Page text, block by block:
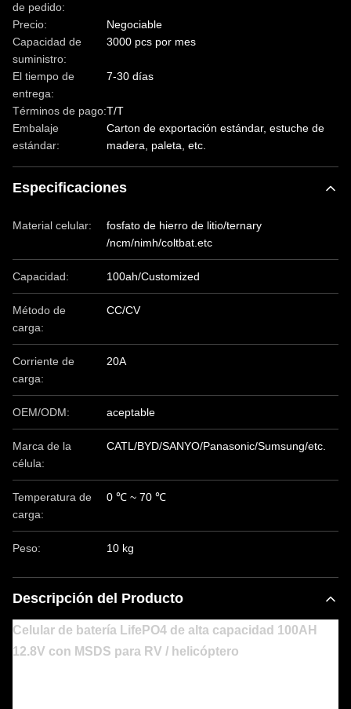
de pedido:
Precio:
Negociable
Capacidad de
suministro:
3000 pcs por mes
El tiempo de
entrega:
7-30 días
Términos de pago:T/T
Embalaje
estándar:
Carton de exportación estándar, estuche de
madera, paleta, etc.
Especificaciones
Material celular:
fosfato de hierro de litio/ternary
/ncm/nimh/coltbat.etc
Capacidad: 100ah/Customized
Método de
carga:
CC/CV
Corriente de
carga:
20A
OEM/ODM: aceptable
Marca de la
célula:
CATL/BYD/SANYO/Panasonic/Sumsung/etc.
Temperatura de
carga:
0 ℃ ~ 70 ℃
Peso: 10 kg
Descripción del Producto
Celular de batería LifePO4 de alta capacidad 100AH
12.8V con MSDS para RV / helicóptero